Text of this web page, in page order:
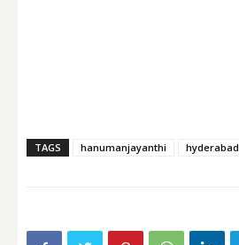
TAGS hanumanjayanthi hyderabad